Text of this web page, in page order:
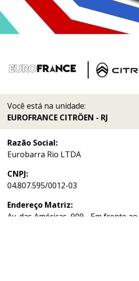
Você está na unidade:
EUROFRANCE CITRÖEN - RJ
Razão Social:
Eurobarra Rio LTDA
CNPJ:
04.807.595/0012-03
Endereço Matriz:
Av. das Américas, 909 - Em frente